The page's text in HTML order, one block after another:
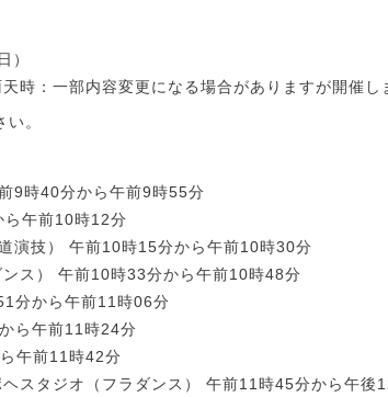
）
時：一部内容変更になる場合がありますが開催し
。
9時40分から午前9時55分
午前10時12分
演技） 午前10時15分から午前10時30分
ス） 午前10時33分から午前10時48分
分から午前11時06分
ら午前11時24分
午前11時42分
スタジオ（フラダンス） 午前11時45分から午後